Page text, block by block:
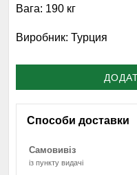
Вага: 190 кг
Виробник: Турция
Способи доставки
Самовивіз
із пункту видачі